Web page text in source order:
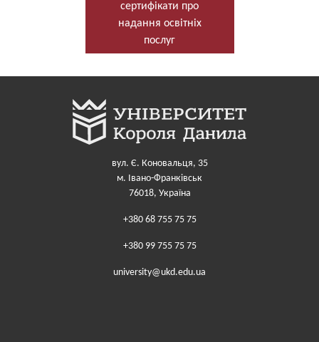
сертифікати про
надання освітніх
послуг
вул. Є. Коновальця, 35
м. Івано-Франківськ
76018, Україна
+380 68 755 75 75
+380 99 755 75 75
university@ukd.edu.ua